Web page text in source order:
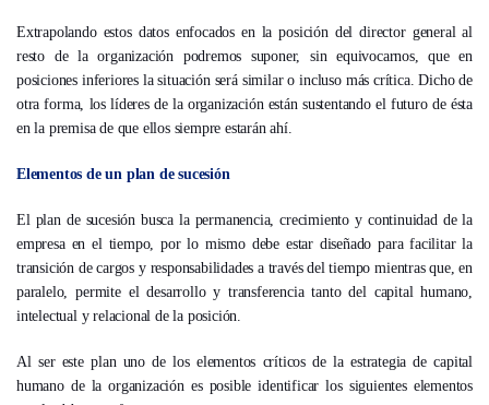
Extrapolando estos datos enfocados en la posición del director general al
resto de la organización podremos suponer, sin equivocarnos, que en
posiciones inferiores la situación será similar o incluso más crítica. Dicho de
otra forma, los líderes de la organización están sustentando el futuro de ésta
en la premisa de que ellos siempre estarán ahí.
Elementos de un plan de sucesión
El plan de sucesión busca la permanencia, crecimiento y continuidad de la
empresa en el tiempo, por lo mismo debe estar diseñado para facilitar la
transición de cargos y responsabilidades a través del tiempo mientras que, en
paralelo, permite el desarrollo y transferencia tanto del capital humano,
intelectual y relacional de la posición.
Al ser este plan uno de los elementos críticos de la estrategia de capital
humano de la organización es posible identificar los siguientes elementos